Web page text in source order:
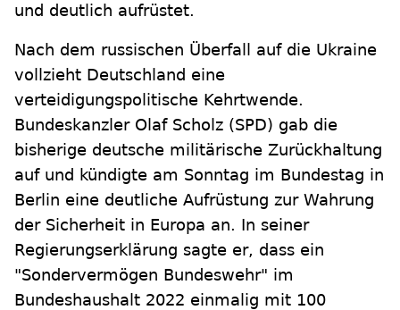
und deutlich aufrüstet.
Nach dem russischen Überfall auf die Ukraine
vollzieht Deutschland eine
verteidigungspolitische Kehrtwende.
Bundeskanzler Olaf Scholz (SPD) gab die
bisherige deutsche militärische Zurückhaltung
auf und kündigte am Sonntag im Bundestag in
Berlin eine deutliche Aufrüstung zur Wahrung
der Sicherheit in Europa an. In seiner
Regierungserklärung sagte er, dass ein
"Sondervermögen Bundeswehr" im
Bundeshaushalt 2022 einmalig mit 100